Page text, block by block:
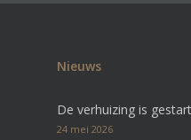
Nieuws
De verhuizing is
24 mei 2026